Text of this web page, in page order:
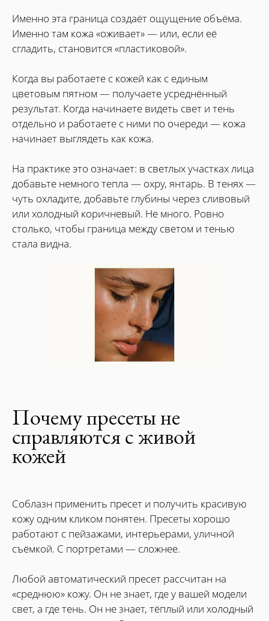
Именно эта граница создаёт ощущение объёма.
Именно там кожа «оживает» — или, если её
сгладить, становится «пластиковой».
Когда вы работаете с кожей как с единым
цветовым пятном — получаете усреднённый
результат. Когда начинаете видеть свет и тень
отдельно и работаете с ними по очереди — кожа
начинает выглядеть как кожа.
На практике это означает: в светлых участках лица
добавьте немного тепла — охру, янтарь. В тенях —
чуть охладите, добавьте глубины через сливовый
или холодный коричневый. Не много. Ровно
столько, чтобы граница между светом и тенью
стала видна.
Почему пресеты не
справляются с живой
кожей
Соблазн применить пресет и получить красивую
кожу одним кликом понятен. Пресеты хорошо
работают с пейзажами, интерьерами, уличной
съёмкой. С портретами — сложнее.
Любой автоматический пресет рассчитан на
«среднюю» кожу. Он не знает, где у вашей модели
свет, а где тень. Он не знает, тёплый или холодный